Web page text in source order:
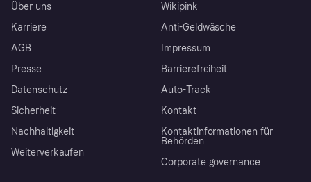
Über uns
Karriere
AGB
Presse
Datenschutz
Sicherheit
Nachhaltigkeit
Weiterverkaufen
Wikipink
Anti-Geldwäsche
Impressum
Barrierefreiheit
Auto-Track
Kontakt
Kontaktinformationen für
Behörden
Corporate governance